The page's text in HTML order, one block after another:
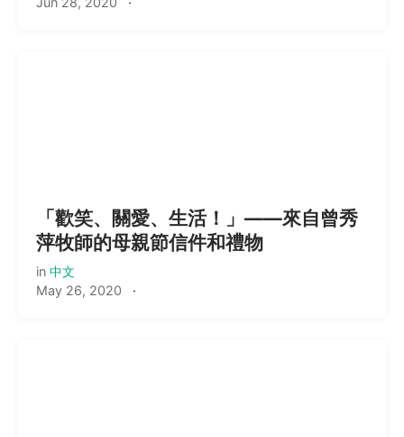
「歡笑、關愛、生活！」——來自曾秀
萍牧師的母親節信件和禮物
in 中文
May 26, 2020 ·